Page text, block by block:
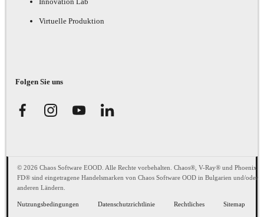
Virtuelle Produktion
Folgen Sie uns
© 2026 Chaos Software EOOD. Alle Rechte vorbehalten. Chaos®, V-Ray® und Phoenix
FD® sind eingetragene Handelsmarken von Chaos Software OOD in Bulgarien und/oder
anderen Ländern.
Nutzungsbedingungen Datenschutzrichtlinie Rechtliches Sitemap